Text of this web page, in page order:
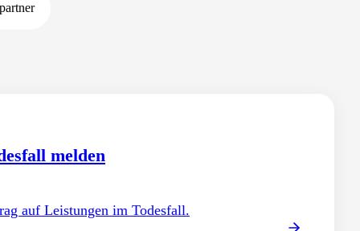
melden
auf Leistungen im Todesfall.
ändern
melden